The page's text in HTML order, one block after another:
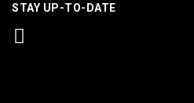
STAY UP-TO-DATE